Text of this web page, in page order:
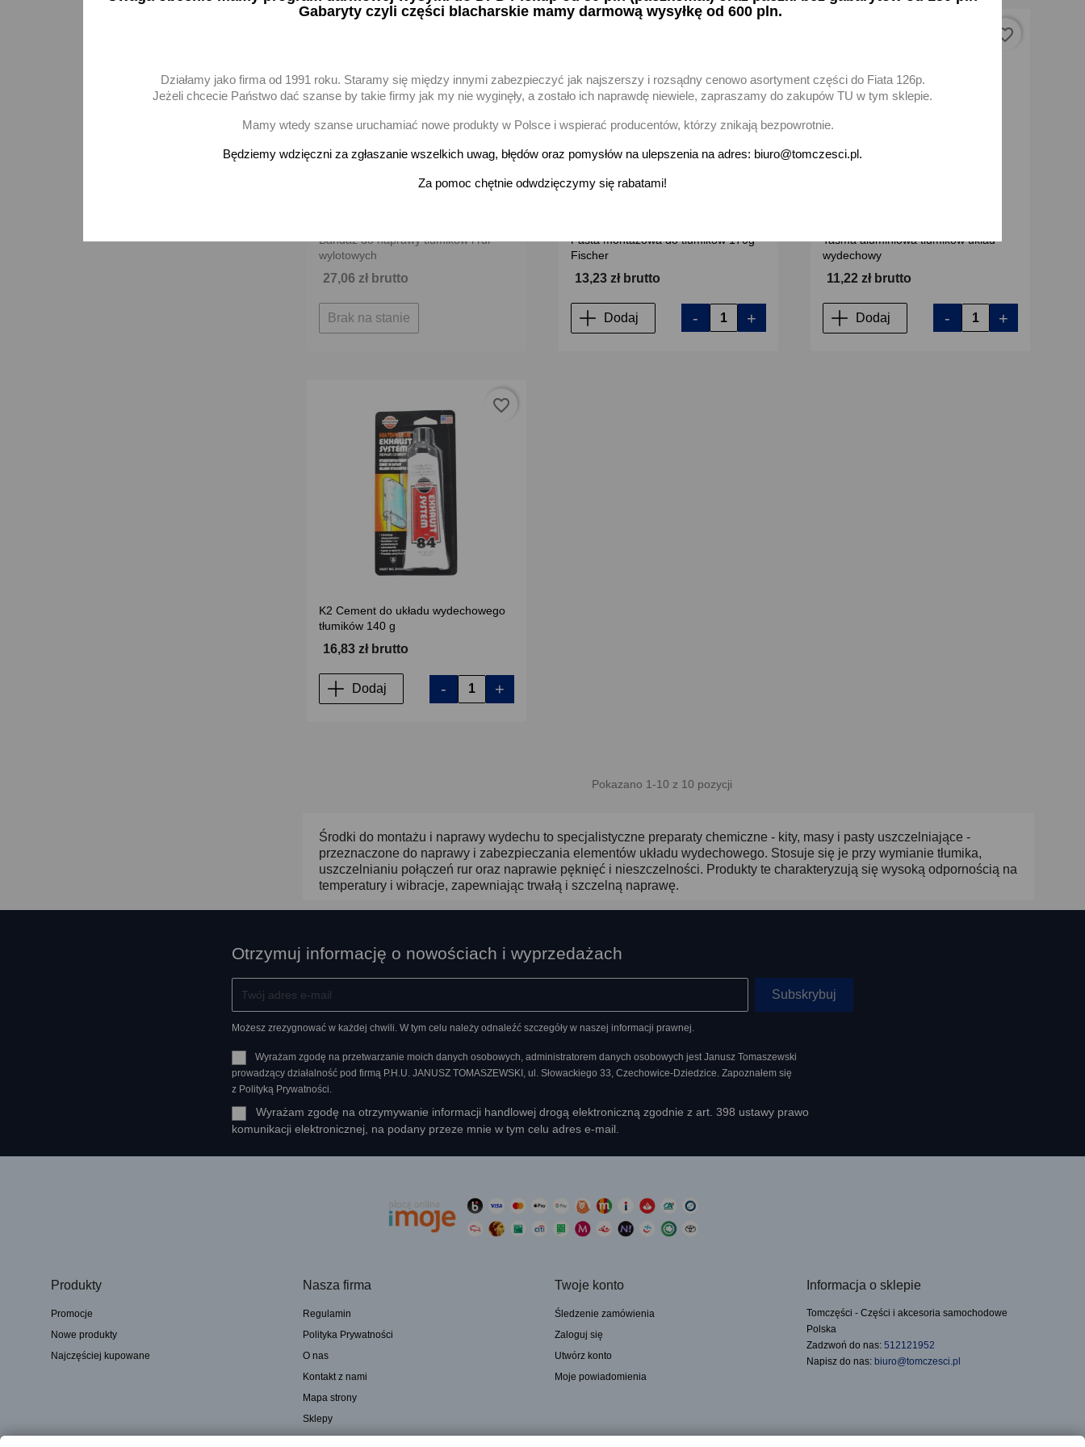
Bandaż do naprawy tłumików i rur
wylotowych
27,06 zł brutto
Brak na stanie
Pasta montażowa do tłumików 170g
Fischer
13,23 zł brutto
Dodaj - +
Taśma aluminiowa tłumików układ
wydechowy
11,22 zł brutto
Dodaj - +
favorite_border
K2 Cement do układu wydechowego
tłumików 140 g
16,83 zł brutto
Dodaj - +
favorite_border
Pokazano 1-10 z 10 pozycji
Środki do montażu i naprawy wydechu to specjalistyczne preparaty chemiczne - kity, masy i pasty uszczelniające -
przeznaczone do naprawy i zabezpieczania elementów układu wydechowego. Stosuje się je przy wymianie tłumika,
uszczelnianiu połączeń rur oraz naprawie pęknięć i nieszczelności. Produkty te charakteryzują się wysoką odpornością na
temperatury i wibracje, zapewniając trwałą i szczelną naprawę.
Otrzymuj informację o nowościach i wyprzedażach
Możesz zrezygnować w każdej chwili. W tym celu należy odnaleźć szczegóły w naszej informacji prawnej.
Wyrażam zgodę na przetwarzanie moich danych osobowych, administratorem danych osobowych jest Janusz Tomaszewski
prowadzący działalność pod firmą P.H.U. JANUSZ TOMASZEWSKI, ul. Słowackiego 33, Czechowice-Dziedzice. Zapoznałem się
z Polityką Prywatności.
Wyrażam zgodę na otrzymywanie informacji handlowej drogą elektroniczną zgodnie z art. 398 ustawy prawo
komunikacji elektronicznej, na podany przeze mnie w tym celu adres e-mail.
Produkty
Promocje
Nowe produkty
Najczęściej kupowane
Nasza firma
Regulamin
Polityka Prywatności
O nas
Kontakt z nami
Mapa strony
Sklepy
Twoje konto
Śledzenie zamówienia
Zaloguj się
Utwórz konto
Moje powiadomienia
Informacja o sklepie
Tomczęści - Części i akcesoria samochodowe
Polska
Zadzwoń do nas: 512121952
Napisz do nas: biuro@tomczesci.pl
Gabaryty czyli części blacharskie mamy darmową wysyłkę od 600 pln.
Działamy jako firma od 1991 roku. Staramy się między innymi zabezpieczyć jak najszerszy i rozsądny cenowo asortyment części do Fiata 126p.
Jeżeli chcecie Państwo dać szanse by takie firmy jak my nie wyginęły, a zostało ich naprawdę niewiele, zapraszamy do zakupów TU w tym sklepie.
Mamy wtedy szanse uruchamiać nowe produkty w Polsce i wspierać producentów, którzy znikają bezpowrotnie.
Będziemy wdzięczni za zgłaszanie wszelkich uwag, błędów oraz pomysłów na ulepszenia na adres: biuro@tomczesci.pl.
Za pomoc chętnie odwdzięczymy się rabatami!